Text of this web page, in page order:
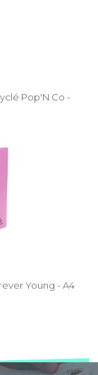
Pop'N Co -
Young - A4